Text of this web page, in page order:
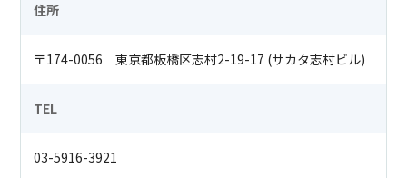
住所
〒174-0056 東京都板橋区志村2-19-17 (サカタ志村ビル)
TEL
03-5916-3921